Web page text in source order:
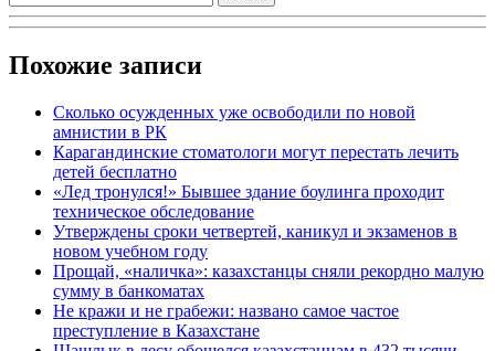
Похожие записи
Сколько осужденных уже освободили по новой
амнистии в РК
Карагандинские стоматологи могут перестать лечить
детей бесплатно
«Лед тронулся!» Бывшее здание боулинга проходит
техническое обследование
Утверждены сроки четвертей, каникул и экзаменов в
новом учебном году
Прощай, «наличка»: казахстанцы сняли рекордно малую
сумму в банкоматах
Не кражи и не грабежи: названо самое частое
преступление в Казахстане